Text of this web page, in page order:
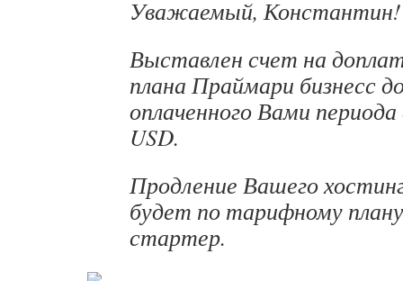
Уважаемый, Константин!
Выставлен счет на
плана Праймари бизнесс
оплаченного Вами
USD.
Продление Вашего
будет по тарифному
стартер.